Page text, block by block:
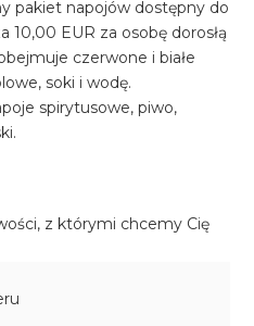
pakiet napojów dostępny do
10,00 EUR za osobę dorosłą
czerwone i białe
soki i wodę.
spirytusowe, piwo,
z którymi chcemy Cię